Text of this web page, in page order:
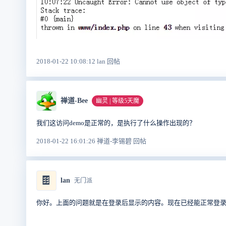
2018-01-22 10:08:12 lan 回帖
禅道-Bee 幽灵 | 等级5天魔
我们这访问demo是正常的，是执行了什么操作出现的？
2018-01-22 16:01:26 禅道-李锡碧 回帖
🍫 lan 无门派
你好。上面的问题就是在登录后显示的内容。现在已经能正常登